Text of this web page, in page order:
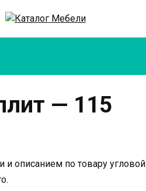
— 115
и описанием по товару угловой